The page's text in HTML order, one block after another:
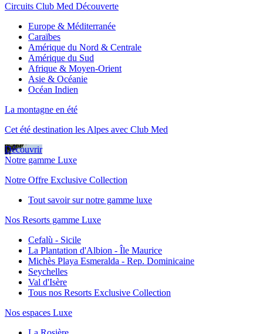
Circuits Club Med Découverte
Europe & Méditerranée
Caraïbes
Amérique du Nord & Centrale
Amérique du Sud
Afrique & Moyen-Orient
Asie & Océanie
Océan Indien
La montagne en été
Cet été destination les Alpes avec Club Med
Découvrir
Notre gamme Luxe
Notre Offre Exclusive Collection
Tout savoir sur notre gamme luxe
Nos Resorts gamme Luxe
Cefalù - Sicile
La Plantation d'Albion - Île Maurice
Michès Playa Esmeralda - Rep. Dominicaine
Seychelles
Val d'Isère
Tous nos Resorts Exclusive Collection
Nos espaces Luxe